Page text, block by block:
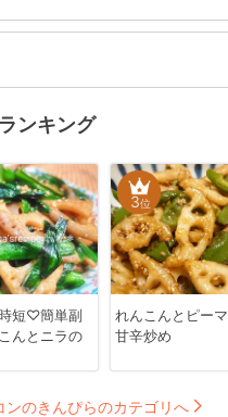
ンキング
短♡簡単副
んとニラの
3位
れんこんとピー
甘辛炒め
ンのきんぴらのカテゴリへ